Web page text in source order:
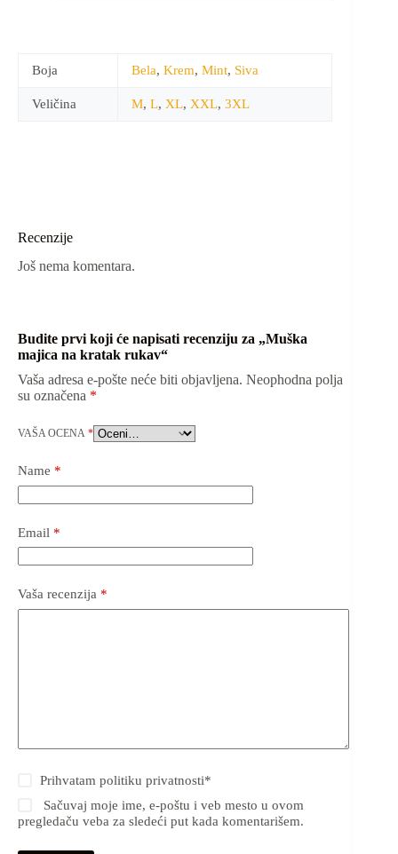
Boja Bela, Krem, Mint, Siva
Veličina M, L, XL, XXL, 3XL
Recenzije
Još nema komentara.
Budite prvi koji će napisati recenziju za „Muška
majica na kratak rukav“
Vaša adresa e-pošte neće biti objavljena. Neophodna polja
su označena *
VAŠA OCENA *
Name *
Email *
Vaša recenzija *
Prihvatampolitiku privatnosti*
Sačuvaj moje ime, e-poštu i veb mesto u ovom
pregledaču veba za sledeći put kada komentarišem.